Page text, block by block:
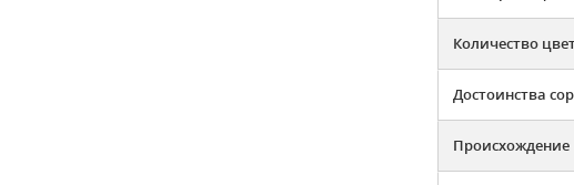
Количество
Достоинства
Происхождение